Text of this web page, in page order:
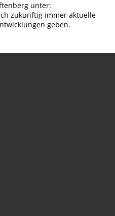
unter:
zukünftig immer aktuelle
geben.